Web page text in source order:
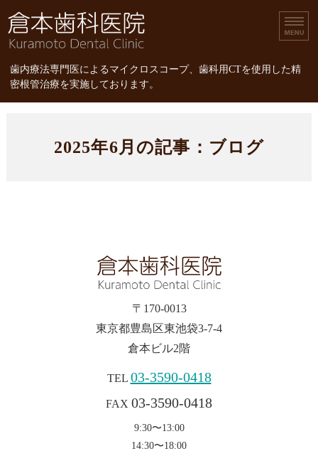
倉本歯科医院｜歯内療
歯内療法専門医によるマイクロスコープ、歯科用CTを使用した精
密根管治療を実施しております。
診療内容2025年6月の記事：ブログ
〒170-0013
東京都豊島区東池袋3-7-4
倉本ビル2階
TEL 03-3590-0418
FAX 03-3590-0418
9:30〜13:00
14:30〜18:00